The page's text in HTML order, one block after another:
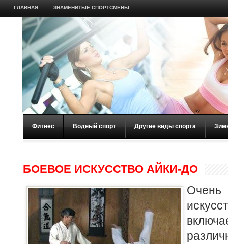
ГЛАВНАЯ ЗНАМЕНИТЫЕ СПОРТСМЕНЫ
Фитнес Водный спорт Другие виды спорта
БОЕВОЕ ИСКУССТВО АЙКИ-ДО